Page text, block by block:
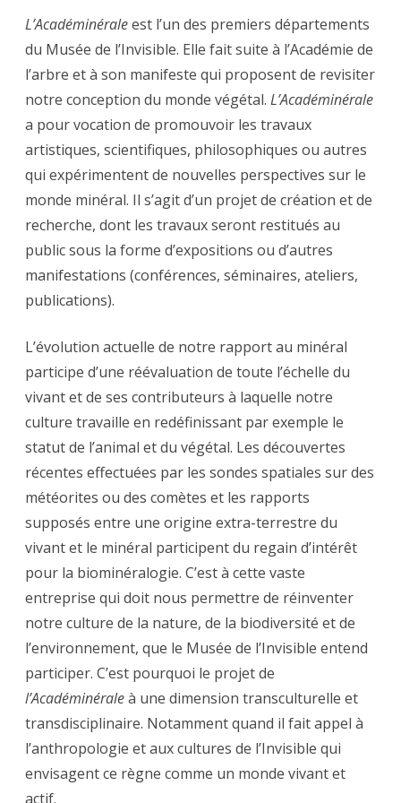
L’Académinéraleest l’un des premiers départements
du Musée de l’Invisible. Elle fait suite à l’Académie de
l’arbre et à son manifeste qui proposent de revisiter
notre conception du monde végétal. L’Académinérale
a pour vocation de promouvoir les travaux
artistiques, scientifiques, philosophiques ou autres
qui expérimentent de nouvelles perspectives sur le
monde minéral. Il s’agit d’un projet de création et de
recherche, dont les travaux seront restitués au
public sous la forme d’expositions ou d’autres
manifestations (conférences, séminaires, ateliers,
publications).
L’évolution actuelle de notre rapport au minéral
participe d’une réévaluation de toute l’échelle du
vivant et de ses contributeurs à laquelle notre
culture travaille en redéfinissant par exemple le
statut de l’animal et du végétal. Les découvertes
récentes effectuées par les sondes spatiales sur des
météorites ou des comètes et les rapports
supposés entre une origine extra-terrestre du
vivant et le minéral participent du regain d’intérêt
pour la biominéralogie. C’est à cette vaste
entreprise qui doit nous permettre de réinventer
notre culture de la nature, de la biodiversité et de
l’environnement, que le Musée de l’Invisible entend
participer. C’est pourquoi le projet de
l’Académinéraleà une dimension transculturelle et
transdisciplinaire. Notamment quand il fait appel à
l’anthropologie et aux cultures de l’Invisible qui
envisagent ce règne comme un monde vivant et
actif.